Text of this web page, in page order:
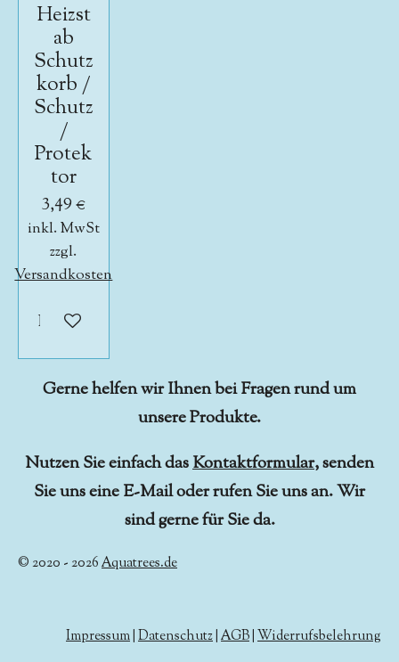
Heizst
ab
Schutz
korb /
Schutz
/
Protek
tor
3,49 €
inkl. MwSt
zzgl.
Versandkosten
In den Warenkorb
Gerne helfen wir Ihnen bei Fragen rund um
unsere Produkte.
Nutzen Sie einfach dasKontaktformular, senden
Sie uns eine E-Mail oder rufen Sie uns an. Wir
sind gerne für Sie da.
© 2020 - 2026Aquatrees.de
Impressum Datenschutz AGB Widerrufsbelehrung